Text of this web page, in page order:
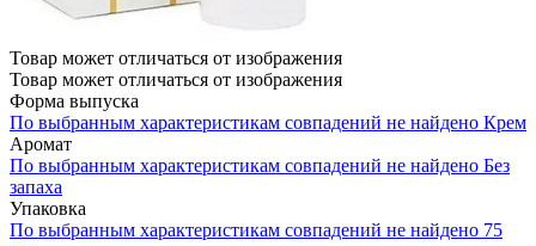
Товар может отличаться от изображения
Товар может отличаться от изображения
Форма выпуска
По выбранным характеристикам совпадений не найдено Крем
Аромат
По выбранным характеристикам совпадений не найдено Без
запаха
Упаковка
По выбранным характеристикам совпадений не найдено 75